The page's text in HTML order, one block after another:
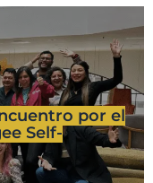
por el
Self-